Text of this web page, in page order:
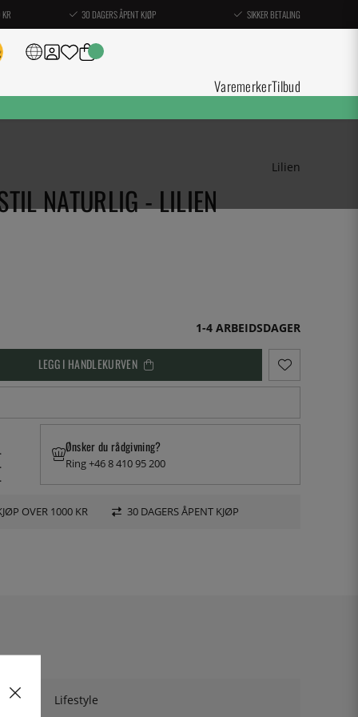
30 DAGERS ÅPENT KJØP SIKKER BETALING
VaremerkerTilbud
Lilien
NATURLIG - LILIEN
1-4 ARBEIDSDAGER
LEGG I HANDLEKURVEN
Ønsker du rådgivning?
Ring +46 8 410 95 200
OVER 1000 KR 30 DAGERS ÅPENT KJØP
Lifestyle